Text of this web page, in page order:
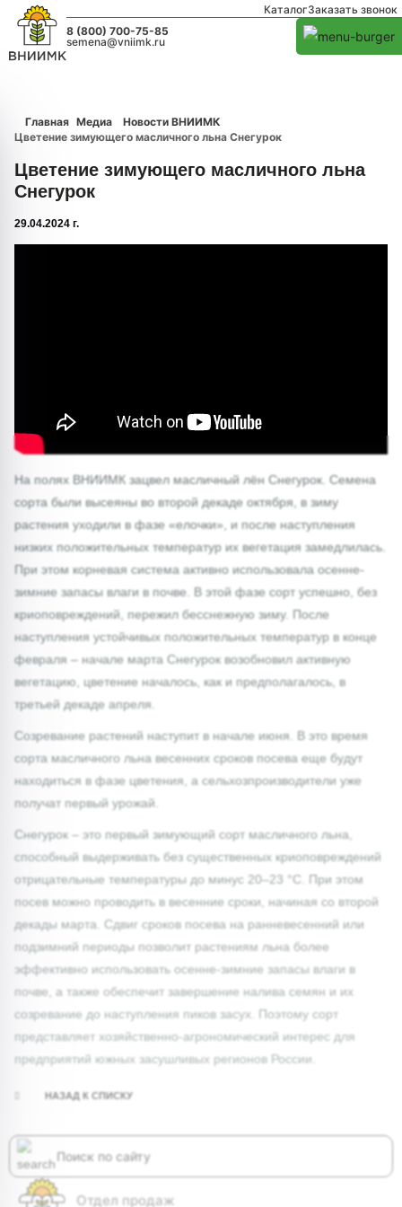
КаталогЗаказать звонок
8 (800) 700-75-85
semena@vniimk.ru
Главная Медиа
Новости ВНИИМК
Цветение зимующего масличного льна Снегурок
Цветение зимующего масличного льна
Снегурок
29.04.2024 г.
На полях ВНИИМК зацвел масличный лён Снегурок. Семена
сорта были высеяны во второй декаде октября, в зиму
растения уходили в фазе «елочки», и после наступления
низких положительных температур их вегетация замедлилась.
При этом корневая система активно использовала осенне-
зимние запасы влаги в почве. В этой фазе сорт успешно, без
криоповреждений, пережил бесснежную зиму. После
наступления устойчивых положительных температур в конце
февраля – начале марта Снегурок возобновил активную
вегетацию, цветение началось, как и предполагалось, в
третьей декаде апреля.
Созревание растений наступит в начале июня. В это время
сорта масличного льна весенних сроков посева еще будут
находиться в фазе цветения, а сельхозпроизводители уже
получат первый урожай.
Снегурок – это первый зимующий сорт масличного льна,
способный выдерживать без существенных криоповреждений
отрицательные температуры до минус 20–23 °С. При этом
посев можно проводить в весенние сроки, начиная со второй
декады марта. Сдвиг сроков посева на ранневесенний или
подзимний периоды позволит растениям льна более
эффективно использовать осенне-зимние запасы влаги в
почве, а также обеспечит завершение налива семян и их
созревание до наступления пиков засух. Поэтому сорт
представляет хозяйственно-агрономический интерес для
предприятий южных засушливых регионов России.
НАЗАД К СПИСКУ
Отдел продаж